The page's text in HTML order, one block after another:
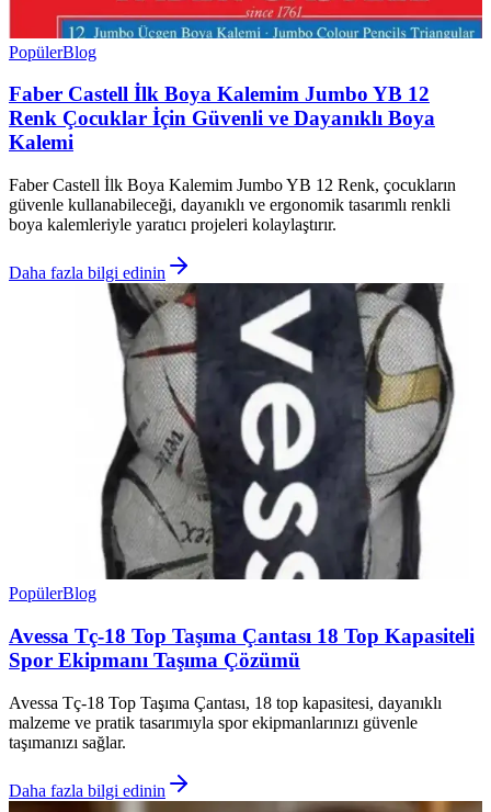
PopülerBlog
Faber Castell İlk Boya Kalemim Jumbo YB 12
Renk Çocuklar İçin Güvenli ve Dayanıklı Boya
Kalemi
Faber Castell İlk Boya Kalemim Jumbo YB 12 Renk, çocukların
güvenle kullanabileceği, dayanıklı ve ergonomik tasarımlı renkli
boya kalemleriyle yaratıcı projeleri kolaylaştırır.
Daha fazla bilgi edinin
PopülerBlog
Avessa Tç-18 Top Taşıma Çantası 18 Top Kapasiteli
Spor Ekipmanı Taşıma Çözümü
Avessa Tç-18 Top Taşıma Çantası, 18 top kapasitesi, dayanıklı
malzeme ve pratik tasarımıyla spor ekipmanlarınızı güvenle
taşımanızı sağlar.
Daha fazla bilgi edinin